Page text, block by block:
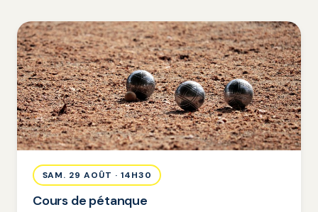
SAM. 29 AOÛT · 14H30
Cours de pétanque